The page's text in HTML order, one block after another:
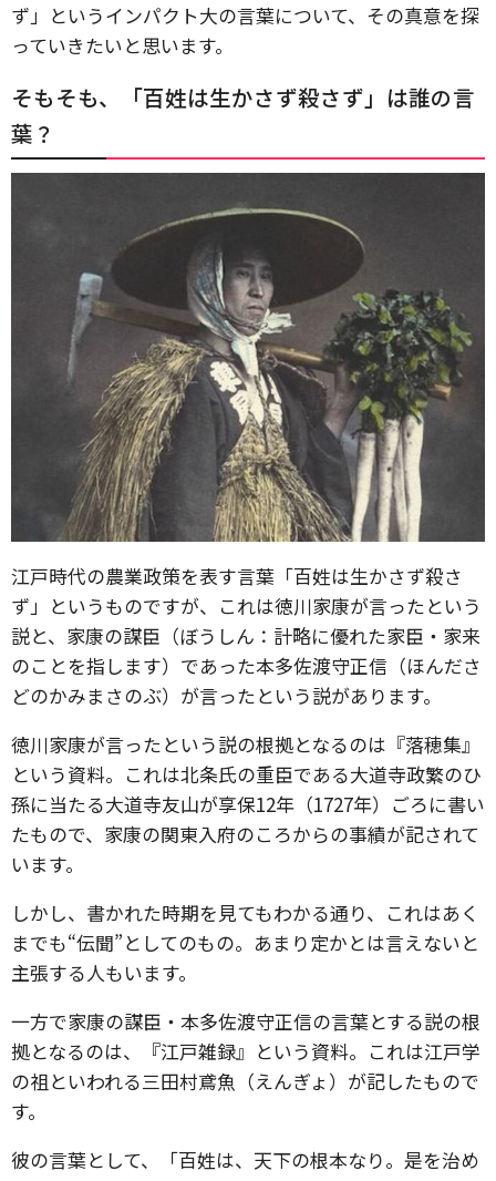
ず」というインパクト大の言葉について、その真意を探
っていきたいと思います。
そもそも、「百姓は生かさず殺さず」は誰の言
葉？
江戸時代の農業政策を表す言葉「百姓は生かさず殺さ
ず」というものですが、これは徳川家康が言ったという
説と、家康の謀臣（ぼうしん：計略に優れた家臣・家来
のことを指します）であった本多佐渡守正信（ほんださ
どのかみまさのぶ）が言ったという説があります。
徳川家康が言ったという説の根拠となるのは『落穂集』
という資料。これは北条氏の重臣である大道寺政繁のひ
孫に当たる大道寺友山が享保12年（1727年）ごろに書い
たもので、家康の関東入府のころからの事績が記されて
います。
しかし、書かれた時期を見てもわかる通り、これはあく
までも“伝聞”としてのもの。あまり定かとは言えないと
主張する人もいます。
一方で家康の謀臣・本多佐渡守正信の言葉とする説の根
拠となるのは、『江戸雑録』という資料。これは江戸学
の祖といわれる三田村鳶魚（えんぎょ）が記したもので
す。
彼の言葉として、「百姓は、天下の根本なり。是を治め